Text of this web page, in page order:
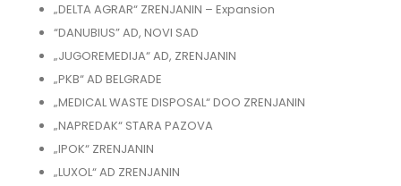
„DELTA AGRAR“ ZRENJANIN – Expansion
“DANUBIUS” AD, NOVI SAD
„JUGOREMEDIJA“ AD, ZRENJANIN
„PKB“ AD BELGRADE
„MEDICAL WASTE DISPOSAL“ DOO ZRENJANIN
„NAPREDAK“ STARA PAZOVA
„IPOK“ ZRENJANIN
„LUXOL“ AD ZRENJANIN